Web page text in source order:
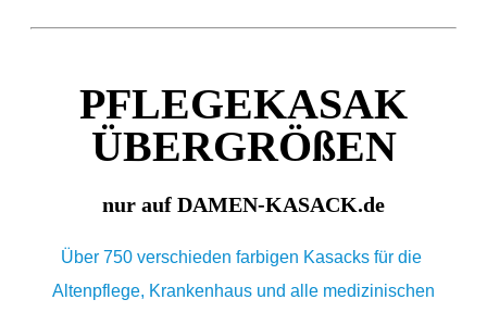
PFLEGEKASAK
ÜBERGRÖßEN
nur auf DAMEN-KASACK.de
Über 750 verschieden farbigen Kasacks für die
Altenpflege, Krankenhaus und alle medizinischen